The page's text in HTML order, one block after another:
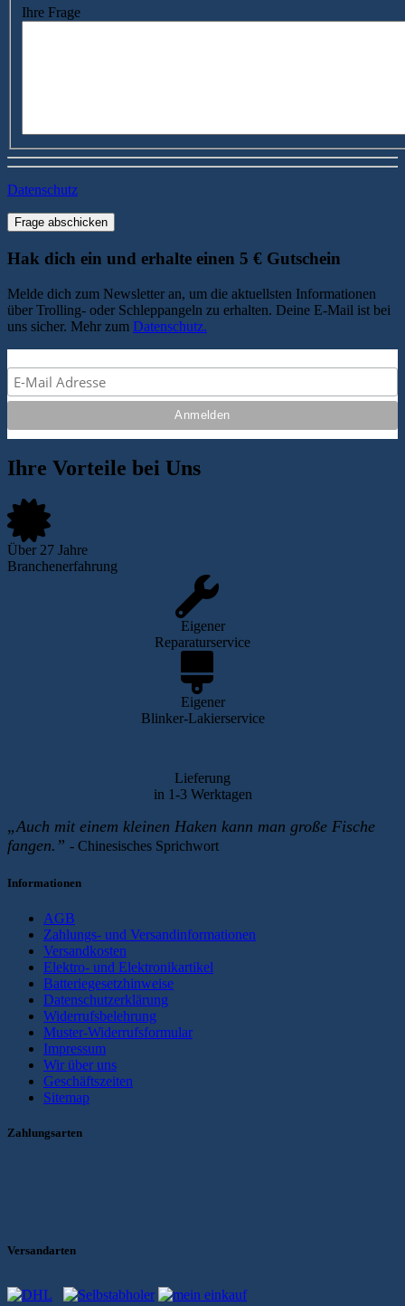
Ihre Frage
Datenschutz
Frage abschicken
Hak dich ein und erhalte einen 5 € Gutschein
Melde dich zum Newsletter an, um die aktuellsten Informationen
über Trolling- oder Schleppangeln zu erhalten. Deine E-Mail ist bei
uns sicher. Mehr zum Datenschutz.
Ihre Vorteile bei Uns
Über 27 Jahre
Branchenerfahrung
Eigener
Reparaturservice
Eigener
Blinker-Lakierservice
Lieferung
in 1-3 Werktagen
„Auch mit einem kleinen Haken kann man große Fische
fangen.” - Chinesisches Sprichwort
Informationen
AGB
Zahlungs- und Versandinformationen
Versandkosten
Elektro- und Elektronikartikel
Batteriegesetzhinweise
Datenschutzerklärung
Widerrufsbelehrung
Muster-Widerrufsformular
Impressum
Wir über uns
Geschäftszeiten
Sitemap
Zahlungsarten
Versandarten